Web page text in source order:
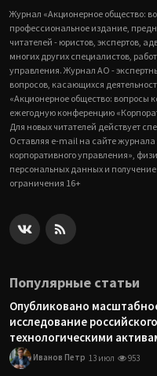
Журнал «Акционерное общество:
профессиональное издание,
читателей - юристов, экспертов,
многих других специалистов,
управления. Журнал АО -
вопросов, касающихся
«Акционерное общество: вопросы
ежегодную конференцию
Для новых читателей действует
Оставляя e-mail на сайте
корпоративного управления»,
персональных данных и
ограничения 16+
Популярные статьи
Опубликовано
исследование
технологическими
Иванов Петр 13 июл 953